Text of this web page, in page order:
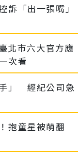
訴「出一張嘴」
北市六大官方應
次看
」 經紀公司急
抱童星被萌翻